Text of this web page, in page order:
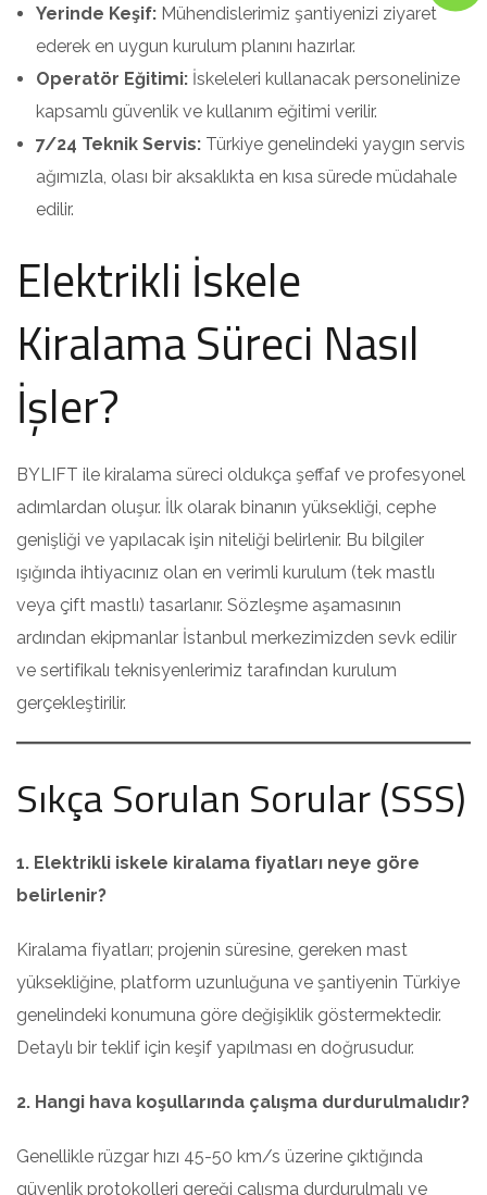
Yerinde Keşif: Mühendislerimiz şantiyenizi ziyaret
ederek en uygun kurulum planını hazırlar.
Operatör Eğitimi: İskeleleri kullanacak personelinize
kapsamlı güvenlik ve kullanım eğitimi verilir.
7/24 Teknik Servis: Türkiye genelindeki yaygın servis
ağımızla, olası bir aksaklıkta en kısa sürede müdahale
edilir.
Elektrikli İskele
Kiralama Süreci Nasıl
İşler?
BYLIFT ile kiralama süreci oldukça şeffaf ve profesyonel
adımlardan oluşur. İlk olarak binanın yüksekliği, cephe
genişliği ve yapılacak işin niteliği belirlenir. Bu bilgiler
ışığında ihtiyacınız olan en verimli kurulum (tek mastlı
veya çift mastlı) tasarlanır. Sözleşme aşamasının
ardından ekipmanlar İstanbul merkezimizden sevk edilir
ve sertifikalı teknisyenlerimiz tarafından kurulum
gerçekleştirilir.
Sıkça Sorulan Sorular (SSS)
1. Elektrikli iskele kiralama fiyatları neye göre
belirlenir?
Kiralama fiyatları; projenin süresine, gereken mast
yüksekliğine, platform uzunluğuna ve şantiyenin Türkiye
genelindeki konumuna göre değişiklik göstermektedir.
Detaylı bir teklif için keşif yapılması en doğrusudur.
2. Hangi hava koşullarında çalışma durdurulmalıdır?
Genellikle rüzgar hızı 45-50 km/s üzerine çıktığında
güvenlik protokolleri gereği çalışma durdurulmalı ve